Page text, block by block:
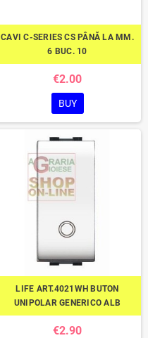
CAVI C-SERIES CS PÂNĂ LA MM.
6 BUC. 10
€2.00
BUY
LIFE ART.4021WH BUTON
UNIPOLAR GENERICO ALB
€2.90